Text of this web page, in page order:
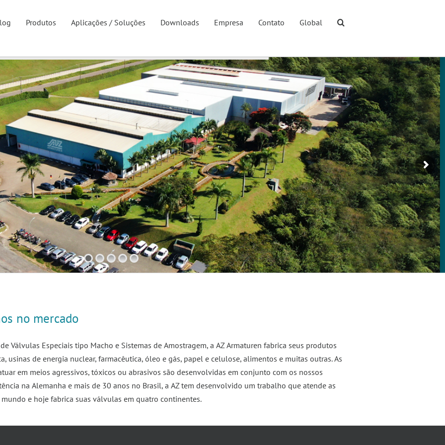
Produtos Aplicações / Soluções Downloads Empresa Contato Global
no mercado
Válvulas Especiais tipo Macho e Sistemas de Amostragem, a AZ Armaturen fabrica seus produtos
usinas de energia nuclear, farmacêutica, óleo e gás, papel e celulose, alimentos e muitas outras. As
em meios agressivos, tóxicos ou abrasivos são desenvolvidas em conjunto com os nossos
na Alemanha e mais de 30 anos no Brasil, a AZ tem desenvolvido um trabalho que atende as
e hoje fabrica suas válvulas em quatro continentes.